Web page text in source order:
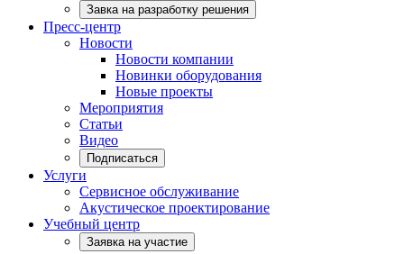
Завка на разработку решения
Пресс-центр
Новости
Новости компании
Новинки оборудования
Новые проекты
Мероприятия
Статьи
Видео
Подписаться
Услуги
Сервисное обслуживание
Акустическое проектирование
Учебный центр
Заявка на участие